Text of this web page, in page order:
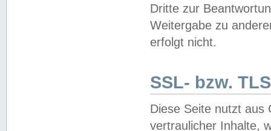
Dritte zur
Weitergabe zu
erfolgt nicht.
SSL- bzw.
Diese Seite nutzt aus
vertraulicher Inhalte,